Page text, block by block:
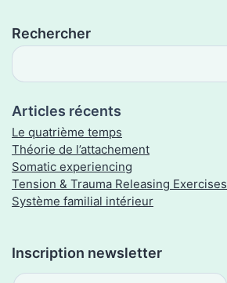
Rechercher
Articles récents
Le quatrième temps
Théorie de l’attachement
Somatic experiencing
Tension & Trauma Releasing Exercises
Système familial intérieur